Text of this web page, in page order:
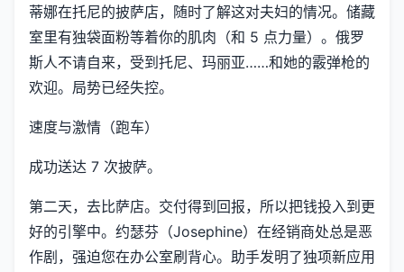
蒂娜在托尼的披萨店，随时了解这对夫妇的情况。储藏
室里有独袋面粉等着你的肌肉（和 5 点力量）。俄罗
斯人不请自来，受到托尼、玛丽亚……和她的霰弹枪的
欢迎。局势已经失控。
速度与激情（跑车）
成功送达 7 次披萨。
第二天，去比萨店。交付得到回报，所以把钱投入到更
好的引擎中。约瑟芬（Josephine）在经销商处总是恶
作剧，强迫您在办公室刷背心。助手发明了独项新应用